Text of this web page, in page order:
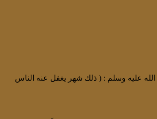
عليه وسلم : ( ذلك شهر يغفل عنه الناس